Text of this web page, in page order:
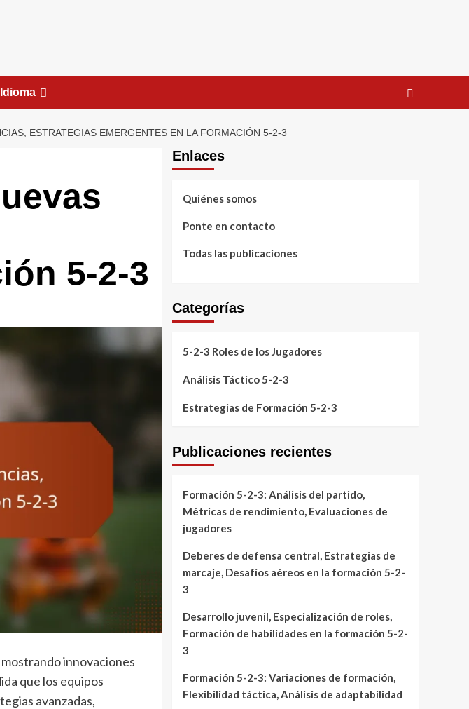
Idioma
ESTRATEGIAS EMERGENTES EN LA FORMACIÓN 5-2-3
5-2-3
innovaciones
que los equipos
avanzadas,
Enlaces
Quiénes somos
Ponte en contacto
Todas las publicaciones
Categorías
5-2-3 Roles de los Jugadores
Análisis Táctico 5-2-3
Estrategias de Formación 5-2-3
Publicaciones recientes
Formación 5-2-3: Análisis del partido,
Métricas de rendimiento, Evaluaciones de
jugadores
Deberes de defensa central, Estrategias de
marcaje, Desafíos aéreos en la formación 5-2-
3
Desarrollo juvenil, Especialización de roles,
Formación de habilidades en la formación 5-2-
3
Formación 5-2-3: Variaciones de formación,
Flexibilidad táctica, Análisis de adaptabilidad